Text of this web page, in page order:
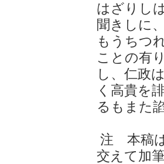
はざりし
聞きしに
もうちつ
ことの有
し、仁政
く高貴を
るもまた
注 本稿は
交えて加